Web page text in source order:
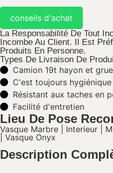
conseils d'achat
La Responsabilité De Tout
Incombe Au Client. Il Est
Produits En Personne.
Types De Livraison De
Camion 19t hayon et grue
C'est toujours hygiénique​
Résistant aux taches en
Facilité d'entretien​
Lieu De Pose
Vasque Marbre Interieur
Vasque Onyx
Description